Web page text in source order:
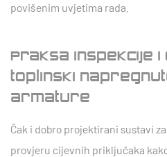
povišenim uvjetima rada.
Praksa inspekcije i
toplinski
armature
Čak i dobro projektirani sustavi
provjeru cijevnih priključaka